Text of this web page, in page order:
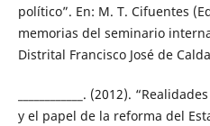
político”. En: M. T. Cifuentes
memorias del seminario
Distrital Francisco José de
____________. (2012).
y el papel de la reforma del